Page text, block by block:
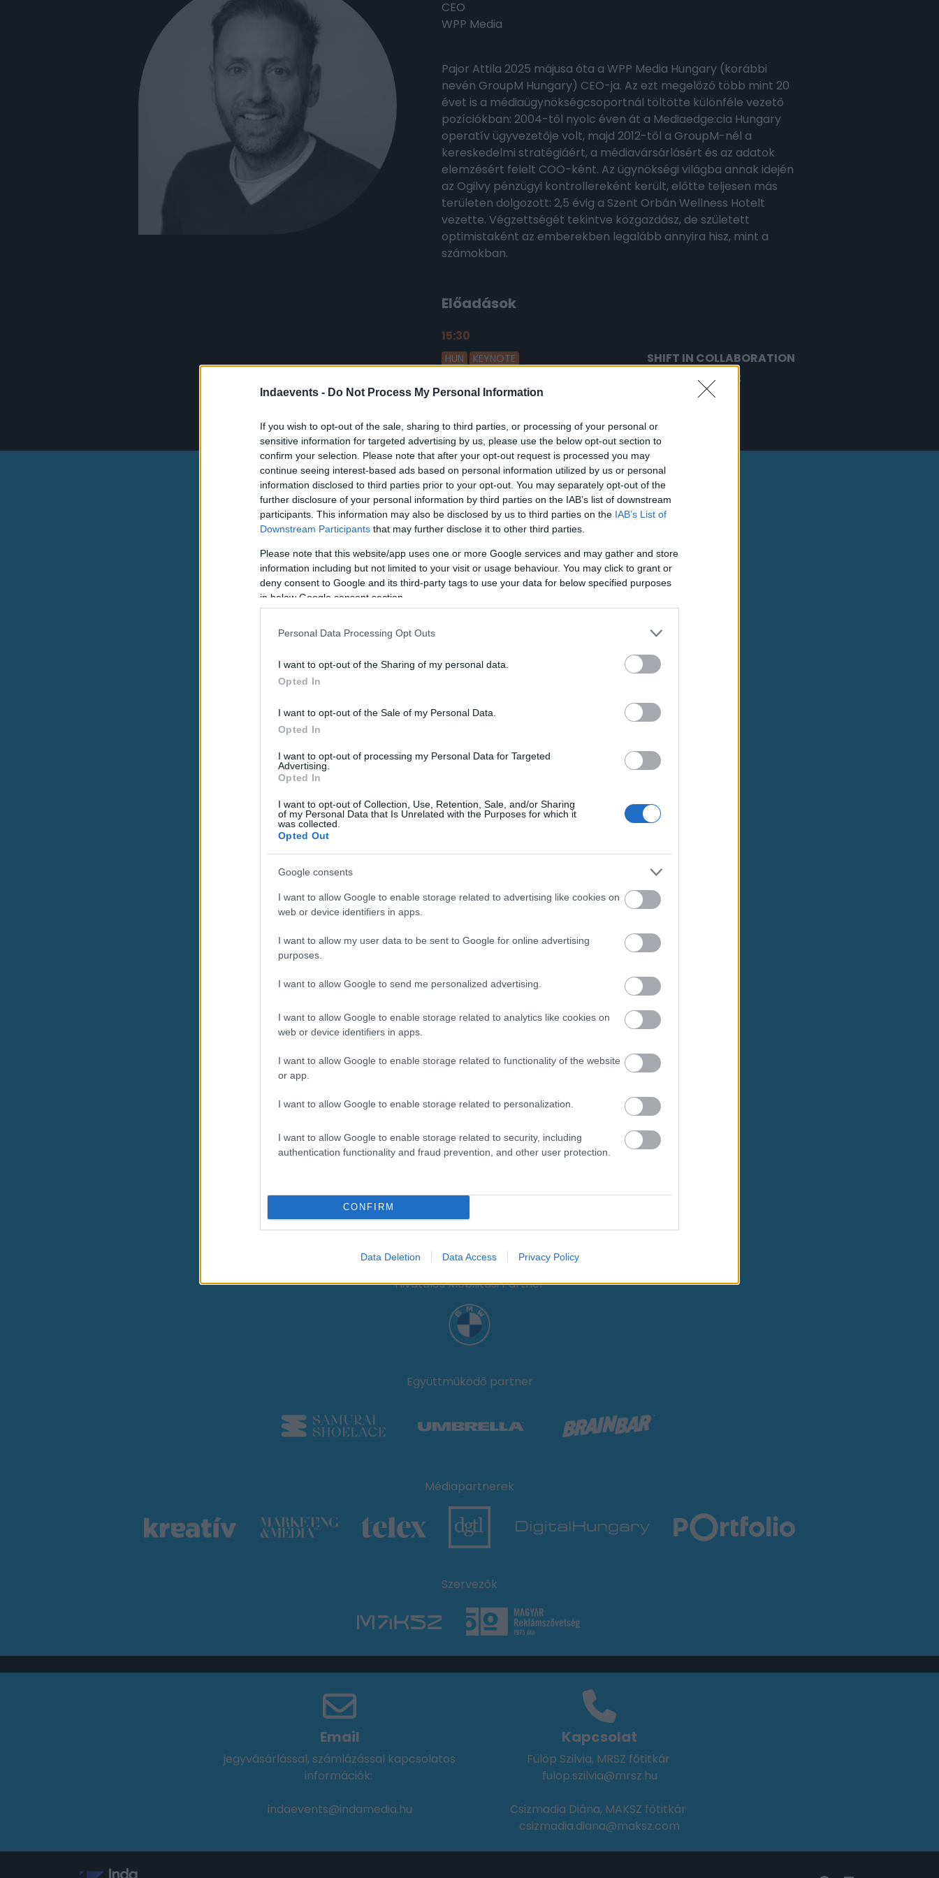
Indaevents - Do Not Process My Personal Information
If you wish to opt-out of the sale, sharing to third parties, or processing of your personal or
sensitive information for targeted advertising by us, please use the below opt-out section to
confirm your selection. Please note that after your opt-out request is processed you may
continue seeing interest-based ads based on personal information utilized by us or personal
information disclosed to third parties prior to your opt-out. You may separately opt-out of the
further disclosure of your personal information by third parties on the IAB’s list of downstream
participants. This information may also be disclosed by us to third parties on the IAB’s List of
Downstream Participants that may further disclose it to other third parties.
Please note that this website/app uses one or more Google services and may gather and store
information including but not limited to your visit or usage behaviour. You may click to grant or
deny consent to Google and its third-party tags to use your data for below specified purposes
in below Google consent section.
Personal Data Processing Opt Outs
I want to opt-out of the Sharing of my personal data.
Opted In
I want to opt-out of the Sale of my Personal Data.
Opted In
I want to opt-out of processing my Personal Data for Targeted
Advertising.
Opted In
I want to opt-out of Collection, Use, Retention, Sale, and/or Sharing
of my Personal Data that Is Unrelated with the Purposes for which it
was collected.
Opted Out
Google consents
I want to allow Google to enable storage related to advertising like cookies on
web or device identifiers in apps.
I want to allow my user data to be sent to Google for online advertising
purposes.
I want to allow Google to send me personalized advertising.
I want to allow Google to enable storage related to analytics like cookies on
web or device identifiers in apps.
I want to allow Google to enable storage related to functionality of the website
or app.
I want to allow Google to enable storage related to personalization.
I want to allow Google to enable storage related to security, including
authentication functionality and fraud prevention, and other user protection.
CONFIRM
Data Deletion Data Access Privacy Policy
CEO
WPP Media
Pajor Attila 2025 májusa óta a WPP Media Hungary (korábbi
nevén GroupM Hungary) CEO-ja. Az ezt megelőző több mint 20
évet is a médiaügynökségcsoportnál töltötte különféle vezető
pozíciókban: 2004-től nyolc éven át a Mediaedge:cia Hungary
operatív ügyvezetője volt, majd 2012-től a GroupM-nél a
kereskedelmi stratégiáért, a médiavársárlásért és az adatok
elemzésért felelt COO-ként. Az ügynökségi világba annak idején
az Ogilvy pénzügyi kontrollereként került, előtte teljesen más
területen dolgozott: 2,5 évig a Szent Orbán Wellness Hotelt
vezette. Végzettségét tekintve közgazdász, de született
optimistaként az emberekben legalább annyira hisz, mint a
számokban.
Előadások
15:30
HUN KEYNOTE
SHIFT IN COLLABORATION
Partnerség új alapokon: Hogyan lehet a kapcsolat
jövőbiztos?
Platina támogató
Ezüst támogató
Kiemelt szakmai partner
Kiemelt médiatámogató
Hivatalos Mobilitási Partner
Együttműködő partner
Médiapartnerek
Szervezők
Email
jegyvásárlással, számlázással kapcsolatos
információk:
indaevents@indamedia.hu
Kapcsolat
Fülöp Szilvia, MRSZ főtitkár
fulop.szilvia@mrsz.hu
Csizmadia Diána, MAKSZ főtitkár
csizmadia.diana@maksz.com